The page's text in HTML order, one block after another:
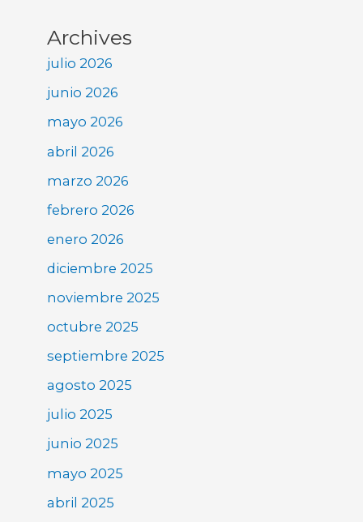
Archives
julio 2026
junio 2026
mayo 2026
abril 2026
marzo 2026
febrero 2026
enero 2026
diciembre 2025
noviembre 2025
octubre 2025
septiembre 2025
agosto 2025
julio 2025
junio 2025
mayo 2025
abril 2025